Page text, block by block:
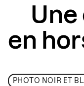
en
PHOTO NOIR ET